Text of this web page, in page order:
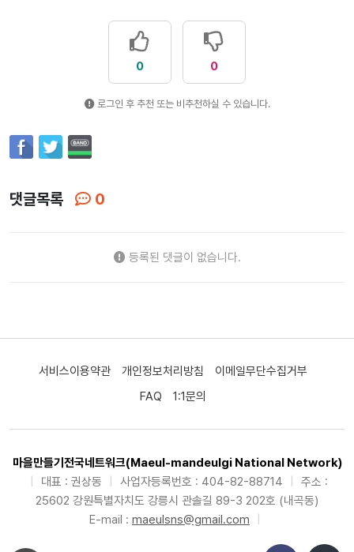
0 0
로그인 후 추천 또는 비추천하실 수 있습니다.
댓글목록 0
등록된 댓글이 없습니다.
서비스이용약관 개인정보처리방침
이메일무단수집거부
FAQ
1:1문의
마을만들기전국네트워크(Maeul-mandeulgi National Network)
대표 : 권상동 사업자등록번호 : 404-82-88714
주소 :
25602 강원특별자치도 강릉시 관솔길 89-3 202호 (내곡동)
E-mail : maeulsns@gmail.com